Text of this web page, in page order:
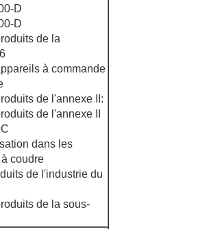
D
D
de la
à commande
de l'annexe II:
de l'annexe II
dans les
coudre
de l'industrie du
de la sous-